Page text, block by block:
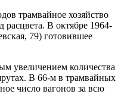
трамвайное хозяйство
расцвета. В октябре 1964-
79) готовившее
увеличением количества
В 66-м в трамвайных
число вагонов за всю